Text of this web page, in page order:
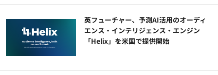
英フューチャー、予測AI活用のオーディ
エンス・インテリジェンス・エンジン
「Helix」を米国で提供開始